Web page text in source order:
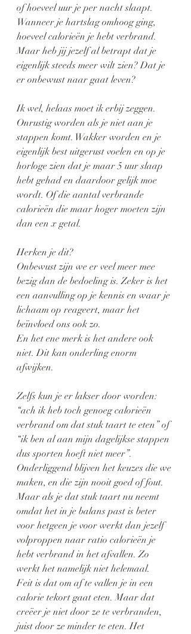
of hoeveel uur je per nacht slaapt.
Wanneer je hartslag omhoog ging,
hoeveel calorieën je hebt verbrand.
Maar heb jij jezelf al betrapt dat je
eigenlijk steeds meer wilt zien? Dat je
er onbewust naar gaat leven?
Ik wel, helaas moet ik erbij zeggen.
Onrustig worden als je niet aan je
stappen komt. Wakker worden en je
eigenlijk best uitgerust voelen en op je
horloge zien dat je maar 5 uur slaap
hebt gehad en daardoor gelijk moe
wordt. Of die aantal verbrande
calorieën die maar hoger moeten zijn
dan een x getal.
Herken je dit?
Onbewust zijn we er veel meer mee
bezig dan de bedoeling is. Zeker is het
een aanvulling op je kennis en waar je
lichaam op reageert, maar het
beïnvloed ons ook zo.
En het ene merk is het andere ook
niet. Dit kan onderling enorm
afwijken.
Zelfs kun je er lakser door worden:
“ach ik heb toch genoeg calorieën
verbrand om dat stuk taart te eten” of
“ik ben al aan mijn dagelijkse stappen
dus sporten hoeft niet meer”.
Onderliggend blijven het keuzes die we
maken, en die zijn nooit goed of fout.
Maar als je dat stuk taart nu neemt
omdat het in je balans past is beter
voor hetgeen je voor werkt dan jezelf
volproppen naar ratio calorieën je
hebt verbrand in het afvallen. Zo
werkt het namelijk niet helemaal.
Feit is dat om af te vallen je in een
calorie tekort gaat eten. Maar dat
creëer je niet door ze te verbranden,
juist door ze minder te eten. Het